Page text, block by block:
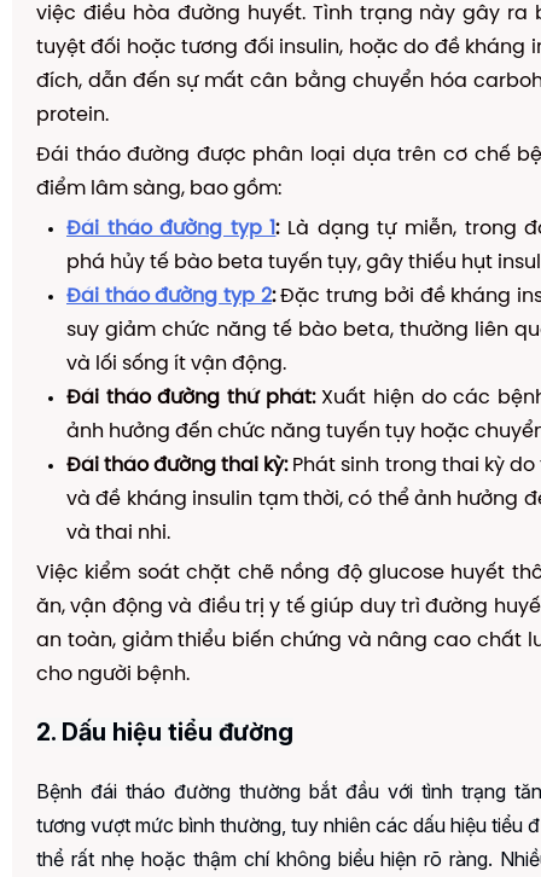
Kiến Thức Về Tam Thất
Kiến Thức Về Tiểu Đường
Kiến Thức Về Dầu Gội Thảo Dược
Kiến Thức Về Máy Lọc Không Khí
Nấm Lưỡi
việc điều hòa đường huyết. Tình trạng này gây ra
tuyệt đối hoặc tương đối insulin, hoặc do đề kháng
đích, dẫn đến sự mất cân bằng chuyển hóa
protein.
Đái tháo đường được phân loại dựa trên cơ chế
điểm lâm sàng, bao gồm:
Đái tháo đường typ 1:Là dạng tự miễn, trong
phá hủy tế bào beta tuyến tụy, gây thiếu hụt
Đái tháo đường typ 2:Đặc trưng bởi đề kháng
suy giảm chức năng tế bào beta, thường liên
và lối sống ít vận động.
Đái tháo đường thứ phát:Xuất hiện do các
ảnh hưởng đến chức năng tuyến tụy hoặc
Đái tháo đường thai kỳ:Phát sinh trong thai kỳ
và đề kháng insulin tạm thời, có thể ảnh hưởng
và thai nhi.
Việc kiểm soát chặt chẽ nồng độ glucose huyết
ăn, vận động và điều trị y tế giúp duy trì đường
an toàn, giảm thiểu biến chứng và nâng cao chất
cho người bệnh.
2. Dấu hiệu tiểu đường
Bệnh đái tháo đường thường bắt đầu với tình trạng
tương vượt mức bình thường, tuy nhiên các dấu hiệu tiểu
thể rất nhẹ hoặc thậm chí không biểu hiện rõ ràng.